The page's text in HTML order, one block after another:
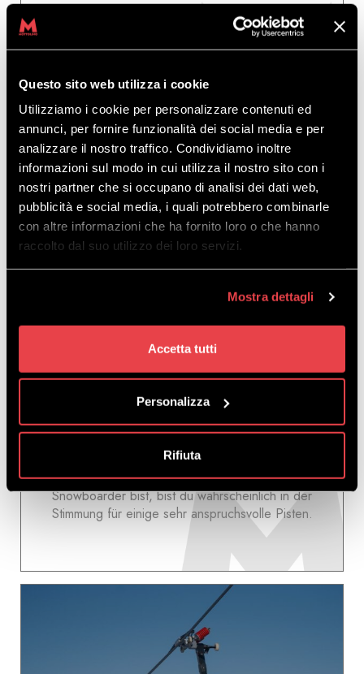
Questo sito web utilizza i cookie
Utilizziamo i cookie per personalizzare contenuti ed
annunci, per fornire funzionalità dei social media e per
analizzare il nostro traffico. Condividiamo inoltre
informazioni sul modo in cui utilizza il nostro sito con i
nostri partner che si occupano di analisi dei dati web,
pubblicità e social media, i quali potrebbero combinarle
con altre informazioni che ha fornito loro o che hanno
raccolto dal suo utilizzo dei loro servizi.
Mostra dettagli
Accetta tutti
Personalizza
Rifiuta
unseren roten
und mach dich bereit, immer
anspruchsvollere Routen in Angriff zu nehmen.
MOTTOLINO FÜR ERFAHRENE
SKIFAHRER
ENTDECKEN
Wenn du einerfahrener Skifahreroder
Snowboarder bist, bist du wahrscheinlich in der
Stimmung für einige sehr anspruchsvolle Pisten.